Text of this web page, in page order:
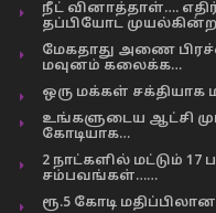
நீட் வினாத்தாள்….
தப்பியோட
மேகதாது அணை
மவுனம் கலைக்க…
ஒரு மக்கள் சக்தியாக
உங்களுடைய ஆட்சி
கோடியாக…
2 நாட்களில் மட்டும்
சம்பவங்கள்……
ரூ.5 கோடி